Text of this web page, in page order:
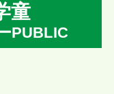
童
PUBLIC